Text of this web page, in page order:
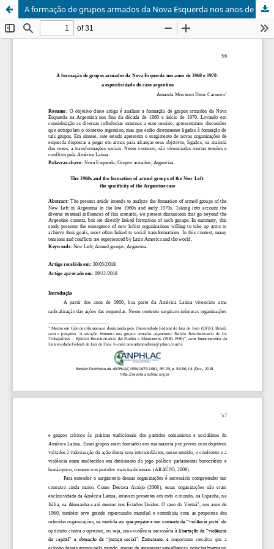
A formação de grupos armados da Nova Esquerda nos anos de 1960 e 1970: a especificidade do caso argentino